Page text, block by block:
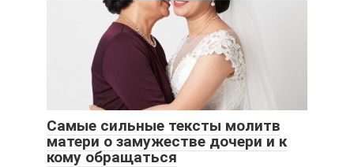
Самые сильные тексты молитв
матери о замужестве дочери и к
кому обращаться